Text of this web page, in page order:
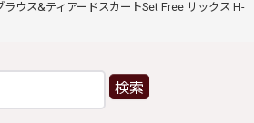
ウス&ティアードスカートSet Free サックス H-
検索